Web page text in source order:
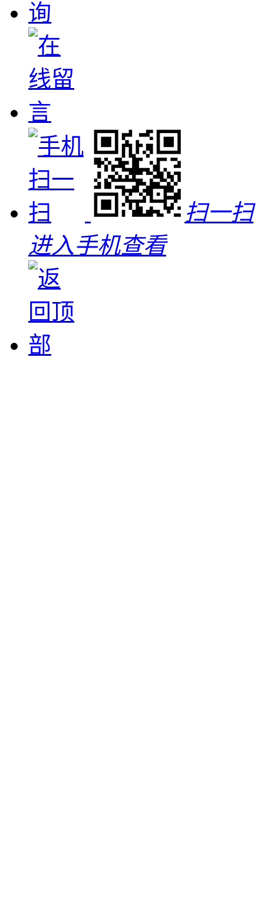
扫一扫
进入手机查看